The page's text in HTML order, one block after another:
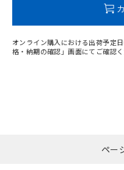
オンライン購入における出荷予定
格・納期の確認」画面にてご確認く
ペー